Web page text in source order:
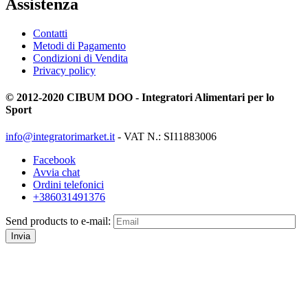
Assistenza
Contatti
Metodi di Pagamento
Condizioni di Vendita
Privacy policy
© 2012-2020 CIBUM DOO - Integratori Alimentari per lo
Sport
info@integratorimarket.it - VAT N.: SI11883006
Facebook
Avvia chat
Ordini telefonici
+386031491376
Send products to e-mail:
Invia